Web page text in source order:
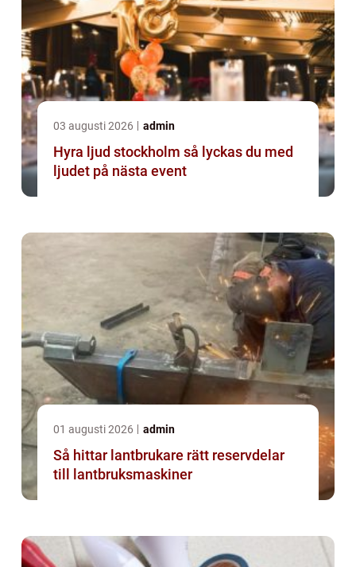
03 augusti 2026 admin
Hyra ljud stockholm så lyckas du med
ljudet på nästa event
01 augusti 2026 admin
Så hittar lantbrukare rätt reservdelar
till lantbruksmaskiner